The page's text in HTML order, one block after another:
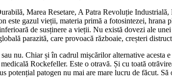
Marea Resetare, A Patra Revoluție
este gazul vieții, materia primă a fotosintezei, hrana
de susținere a vieții. Nu există dovezi ale
parazită, care provoacă războaie, creșteri
nu. Chiar și în cadrul mișcărilor alternative acesta
Rockefeller. Este o otravă. Și cu toată
potențial patogen nu mai are mare lucru de făcut.